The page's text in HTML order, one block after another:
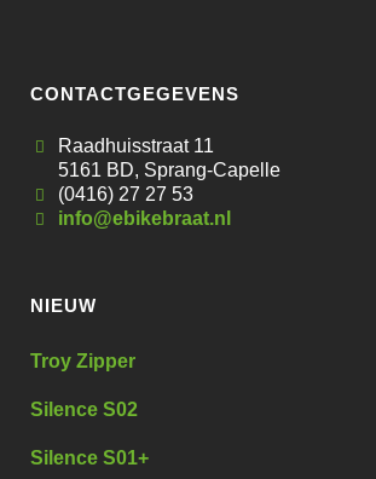
CONTACTGEGEVENS
Raadhuisstraat 11
5161 BD, Sprang-Capelle
(0416) 27 27 53
info@ebikebraat.nl
NIEUW
Troy Zipper
Silence S02
Silence S01+